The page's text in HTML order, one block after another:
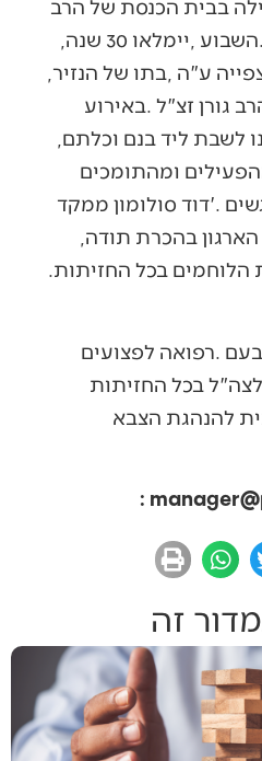
‬חיזוק‭ ‬ועידוד‭ ‬למשפחות‭ ‬הלוחמים‭ ‬בכל‭ ‬החזיתות‭.
זה